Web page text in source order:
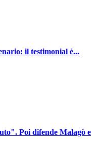
il testimonial è...
Poi difende Malagò e